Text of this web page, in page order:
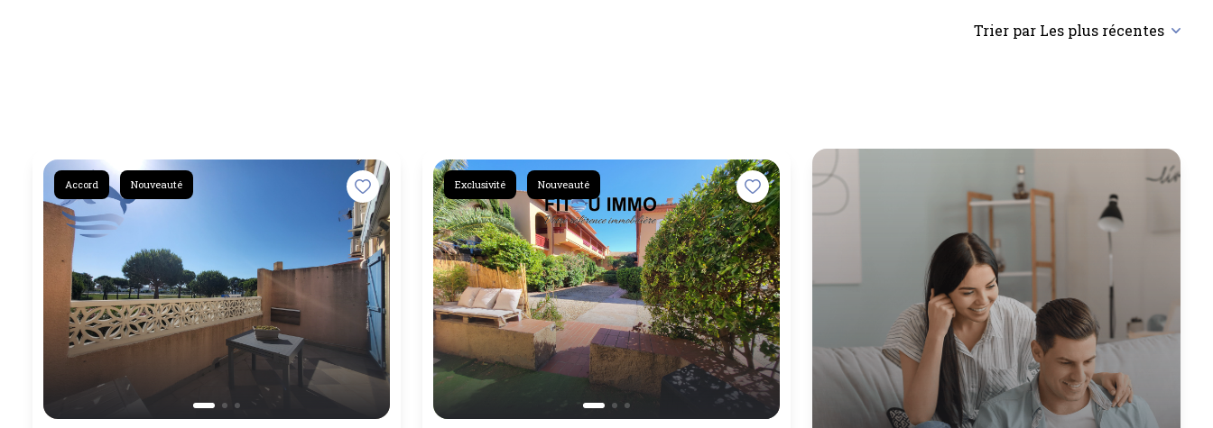
Trier par Les plus récentes
Accord Nouveauté Exclusivité Nouveauté